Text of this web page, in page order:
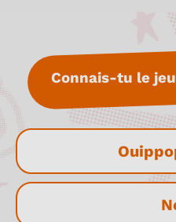
Connais-tu le